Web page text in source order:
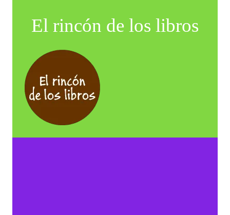
El rincón de los libros